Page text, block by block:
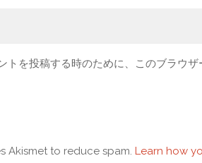
トを投稿する時のために、このブラウ
Akismet to reduce spam. Learn how